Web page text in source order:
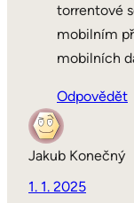
torrentové
mobilním
mobilních
Odpovědět
Jakub Konečný
1. 1. 2025